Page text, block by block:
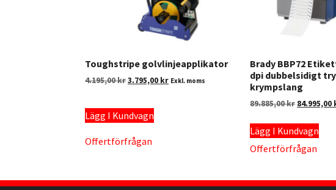
Toughstripe golvlinjeapplikator
4.195,00kr3.795,00 kr Exkl. moms
Lägg I Kundvagn
Offertförfrågan
Brady BBP72
dpi dubbelsidigt
krympslang
89.885,00kr 84.995,00
Lägg I Kundvagn
Offertförfrågan